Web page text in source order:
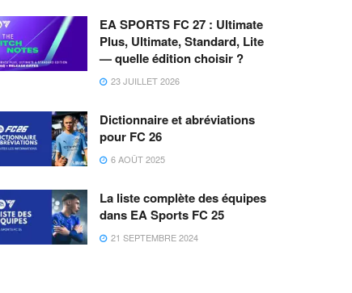
EA SPORTS FC 27 : Ultimate
Plus, Ultimate, Standard, Lite
— quelle édition choisir ?
23 JUILLET 2026
Dictionnaire et abréviations
pour FC 26
6 AOÛT 2025
La liste complète des équipes
dans EA Sports FC 25
21 SEPTEMBRE 2024